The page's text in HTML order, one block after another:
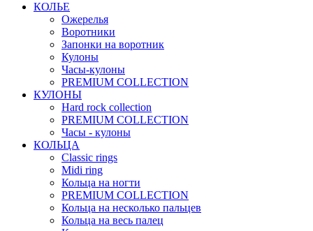
КОЛЬЕ
Ожерелья
Воротники
Запонки на воротник
Кулоны
Часы-кулоны
PREMIUM COLLECTION
КУЛОНЫ
Hard rock collection
PREMIUM COLLECTION
Часы - кулоны
КОЛЬЦА
Classic rings
Midi ring
Кольца на ногти
PREMIUM COLLECTION
Кольца на несколько пальцев
Кольца на весь палец